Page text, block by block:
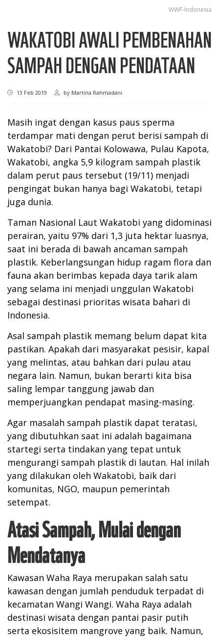
WWF-Indonesia
WAKATOBI AWALI PEMBENAHAN
SAMPAH DENGAN PENDATAAN
13 Feb 2019 by Martina Rahmadani
Masih ingat dengan kasus paus sperma
terdampar mati dengan perut berisi sampah di
Wakatobi? Dari Pantai Kolowawa, Pulau Kapota,
Wakatobi, angka 5,9 kilogram sampah plastik
dalam perut paus tersebut (19/11) menjadi
pengingat bukan hanya bagi Wakatobi, tetapi
juga dunia.
Taman Nasional Laut Wakatobi yang didominasi
perairan, yaitu 97% dari 1,3 juta hektar luasnya,
saat ini berada di bawah ancaman sampah
plastik. Keberlangsungan hidup ragam flora dan
fauna akan berimbas kepada daya tarik alam
yang selama ini menjadi unggulan Wakatobi
sebagai destinasi prioritas wisata bahari di
Indonesia.
Asal sampah plastik memang belum dapat kita
pastikan. Apakah dari masyarakat pesisir, kapal
yang melintas, atau bahkan dari pulau atau
negara lain. Namun, bukan berarti kita bisa
saling lempar tanggung jawab dan
memperjuangkan pendapat masing-masing.
Agar masalah sampah plastik dapat teratasi,
yang dibutuhkan saat ini adalah bagaimana
startegi serta tindakan yang tepat untuk
mengurangi sampah plastik di lautan. Hal inilah
yang dilakukan oleh Wakatobi, baik dari
komunitas, NGO, maupun pemerintah
setempat.
Atasi Sampah, Mulai dengan
Mendatanya
Kawasan Waha Raya merupakan salah satu
kawasan dengan jumlah penduduk terpadat di
kecamatan Wangi Wangi. Waha Raya adalah
destinasi wisata dengan pantai pasir putih
serta ekosisitem mangrove yang baik. Namun,